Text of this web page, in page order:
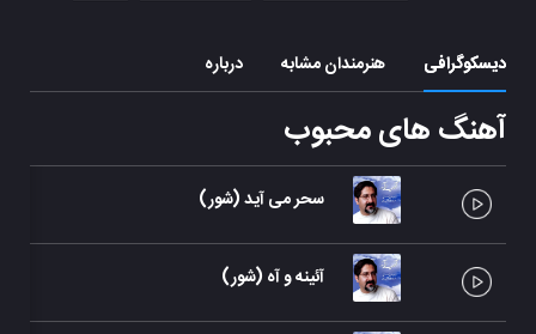
دیسکوگرافی هنرمندان مشابه درباره
آهنگ های محبوب
سحر می آید (شور)
آئینه و آه (شور)